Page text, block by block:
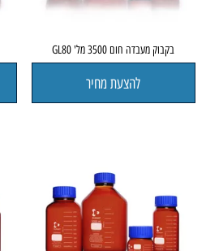
בקבוק מעבדה חום 3500 מל' GL80
להצעת מחיר